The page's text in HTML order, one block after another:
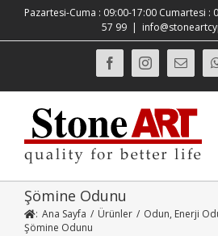
content
Pazartesi-Cuma : 09:00-17:00 Cumartesi :
57 99 |
FacebookInstagram
E-
posta
Şömine Odunu
: Ana Sayfa / Ürünler / Odun, Enerji
Şömine Odunu